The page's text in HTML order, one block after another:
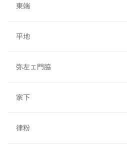
東端
平地
弥左ェ門脇
家下
律粉